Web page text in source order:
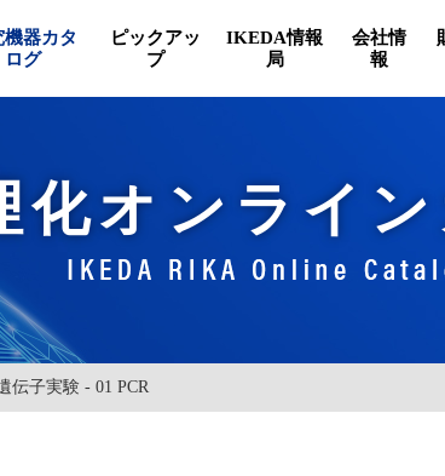
機器カタ
ログ
ピックアッ
プ
IKEDA情報
局
会社情
報
化オンライ
伝子実験 - 01 PCR